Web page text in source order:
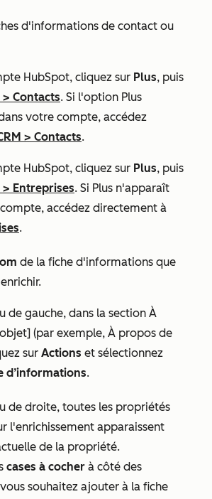
d'informations de contact ou
HubSpot, cliquez sur Plus, puis
> Contacts. Si l'option Plus
votre compte, accédez
> Contacts.
HubSpot, cliquez sur Plus, puis
> Entreprises. Si Plus n'apparaît
accédez directement à
.
de la fiche d'informations que
de gauche, dans la section À
(par exemple, À propos de
sur Actions et sélectionnez
d’informations.
de droite, toutes les propriétés
l'enrichissement apparaissent
de la propriété.
cases à cocher à côté des
souhaitez ajouter à la fiche